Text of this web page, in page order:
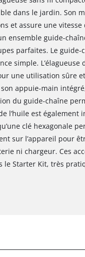
dans le jardin. Son
et assure une vitesse
ensemble guide-
parfaites. Le
simple. L’élagueuse
une utilisation sûre
appuie-main
du guide-chaîne
l’huile est
clé hexagonale
sur l’appareil pour
ni chargeur. Ces
le Starter Kit, très